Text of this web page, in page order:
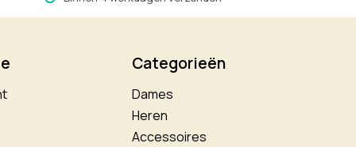
Categorieën
Dames
Heren
Accessoires